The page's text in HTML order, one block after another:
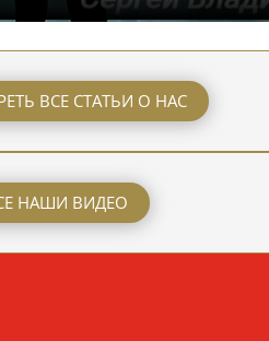
ВСЕ СТАТЬИ О НАС
НАШИ ВИДЕО